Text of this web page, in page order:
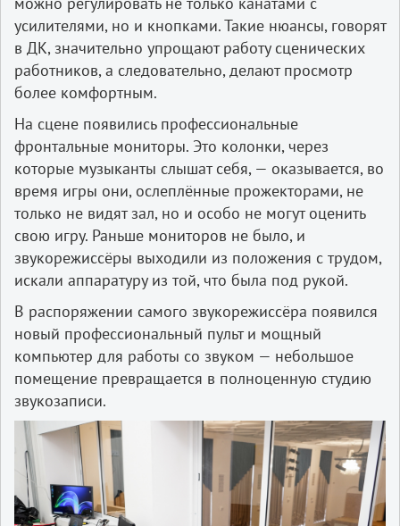
усилителями, но и кнопками. Такие нюансы, говорят
в ДК, значительно упрощают работу сценических
работников, а следовательно, делают просмотр
более комфортным.
На сцене появились профессиональные
фронтальные мониторы. Это колонки, через
которые музыканты слышат себя, — оказывается, во
время игры они, ослеплённые прожекторами, не
только не видят зал, но и особо не могут оценить
свою игру. Раньше мониторов не было, и
звукорежиссёры выходили из положения с трудом,
искали аппаратуру из той, что была под рукой.
В распоряжении самого звукорежиссёра появился
новый профессиональный пульт и мощный
компьютер для работы со звуком — небольшое
помещение превращается в полноценную студию
звукозаписи.